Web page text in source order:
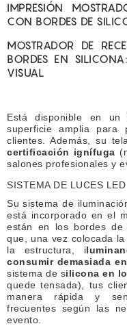
IMPRESIÓN
CON BORDES DE
MOSTRADOR DE
BORDES EN
VISUAL
Está disponible en un
superficie amplia para
clientes. Además, su tela
certificación ignífuga
salones profesionales y
SISTEMA DE LUCES LED
Su sistema de
está incorporado en el
están en los bordes de
que, una vez colocada
la estructura, i
consumir demasiada
sistema de silicona en
quede tensada), tus
manera rápida y
frecuentes según las
evento.